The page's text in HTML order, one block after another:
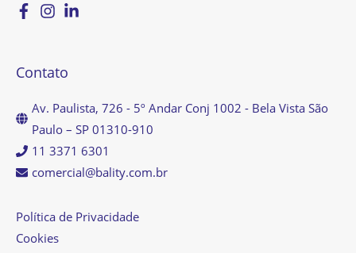
Contato
Av. Paulista, 726 - 5º Andar Conj 1002 - Bela Vista São
Paulo – SP 01310-910
11 3371 6301
comercial@bality.com.br
Política de Privacidade
Cookies